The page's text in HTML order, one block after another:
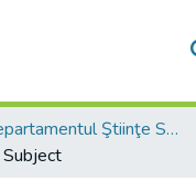
Collections
5. Departamentul Ştiinţe Socio-Umanistice şi Limbi Moderne